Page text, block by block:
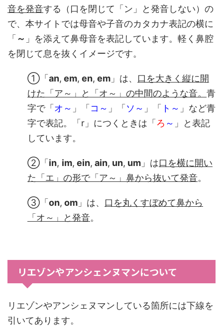
音を発音する（口を閉じて「ン」と発音しない）の
で、本サイトでは母音や子音のカタカナ表記の横に
「 ～ 」を添えて鼻母音を表記しています。軽く鼻腔
を閉じて息を抜くイメージです。
①「 an, em, en, em 」は、 口を大きく縦に開
けた「ア～」と「オ～」の中間のような音。 青
字で「 オ～ 」「 コ～ 」「 ソ～ 」「 ト～ 」など青
字で表記。「r」につくときは「 ろ ～ 」と表記
しています。
②「 in, im, ein, ain, un, um 」は口を横に開い
た「エ」の形で「ア～」鼻から抜いて発音。
③「 on, om 」は、 口を丸くすぼめて鼻から
「オ～ 」と発音。
リエゾンやアンシェンヌマンについて
リエゾンやアンシェヌマンしている箇所には下線を
引いてあります。